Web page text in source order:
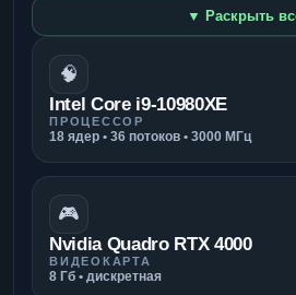
▼ Раскрыть
🧠
Intel Core i9-10980XE
ПРОЦЕССОР
18 ядер • 36 потоков • 3000 МГц
🎮
Nvidia Quadro RTX 4000
ВИДЕОКАРТА
8 Гб • дискретная